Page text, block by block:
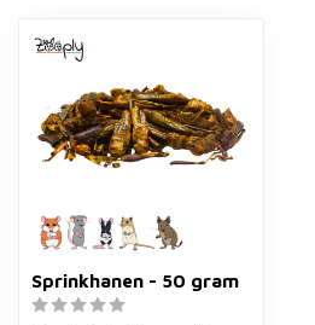
Sprinkhanen - 50 gram